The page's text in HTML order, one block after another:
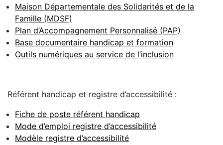
Maison Départementale des Solidarités et de la
Famille (MDSF)
Plan d’Accompagnement Personnalisé (PAP)
Base documentaire handicap et formation
Outils numériques au service de l’inclusion
Référent handicap et registre d’accessibilité :
Fiche de poste référent handicap
Mode d’emploi registre d’accessibilité
Modèle registre d’accessibilité